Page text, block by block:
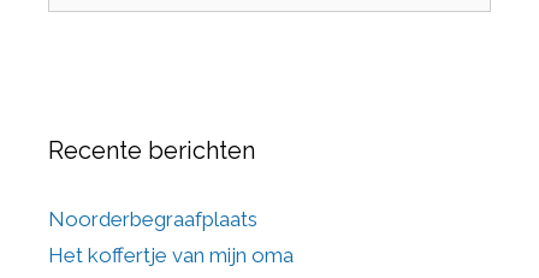
Recente berichten
Noorderbegraafplaats
Het koffertje van mijn oma